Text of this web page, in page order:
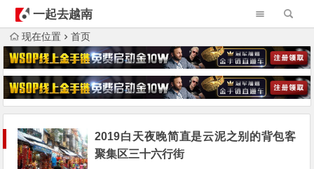
一起去越南
现在位置 首页
2019白天夜晚简直是云泥之别的背包客
聚集区三十六行街